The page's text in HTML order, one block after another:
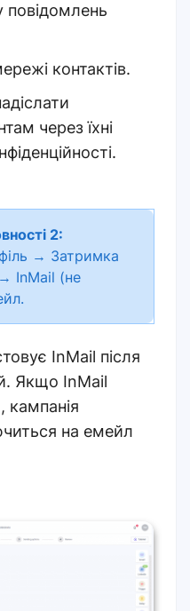
повідомлень
контактів.
через їхні
2:
→ Затримка
InMail (не
InMail після
Якщо InMail
кампанія
на емейл